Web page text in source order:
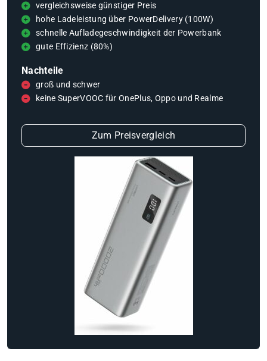
vergleichsweise günstiger Preis
hohe Ladeleistung über PowerDelivery (100W)
schnelle Aufladegeschwindigkeit der Powerbank
gute Effizienz (80%)
Nachteile
groß und schwer
keine SuperVOOC für OnePlus, Oppo und Realme
Zum Preisvergleich